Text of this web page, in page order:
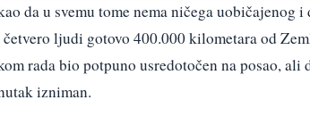
da u svemu tome nema ničega uobičajenog i
ljudi gotovo 400.000 kilometara od
rada bio potpuno usredotočen na posao, ali
izniman.